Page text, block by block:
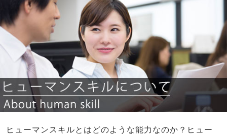
ヒューマンスキルとはどのような能力なのか？ヒュー